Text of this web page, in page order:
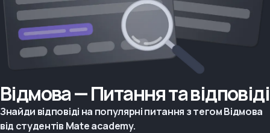
Відмова — Питання та відповіді
Знайди відповіді на популярні питання з тегом Відмова
від студентів Mate academy.